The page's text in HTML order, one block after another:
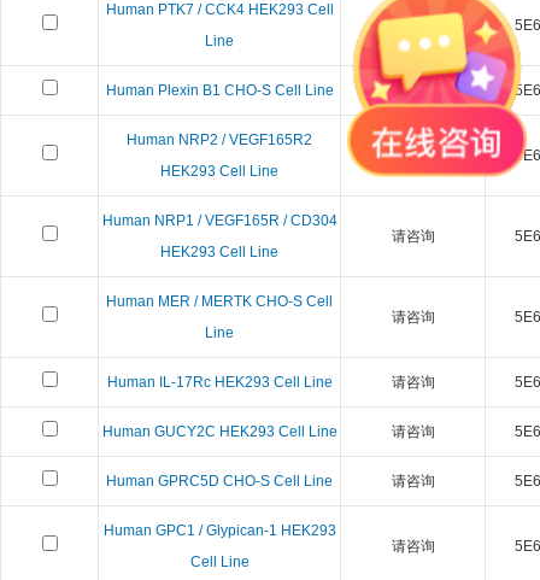
Human PTK7 / CCK4 HEK293 Cell
Line
请咨询
Human Plexin B1 CHO-S Cell Line 请咨询
Human NRP2 / VEGF165R2
HEK293 Cell Line
请咨询
Human NRP1 / VEGF165R / CD304
HEK293 Cell Line
请咨询
Human MER / MERTK CHO-S Cell
Line
请咨询
Human IL-17Rc HEK293 Cell Line 请咨询
Human GUCY2C HEK293 Cell Line 请咨询
Human GPRC5D CHO-S Cell Line 请咨询
Human GPC1 / Glypican-1 HEK293
Cell Line
请咨询